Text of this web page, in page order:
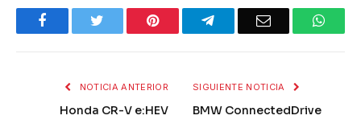
Facebook Pinterest TelegramEmail
NOTICIA ANTERIOR
Honda CR-V e:HEV
SIGUIENTE NOTICIA
BMW ConnectedDrive